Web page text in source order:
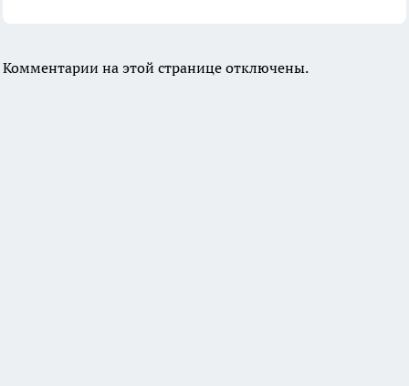
Комментарии на этой странице отключены.